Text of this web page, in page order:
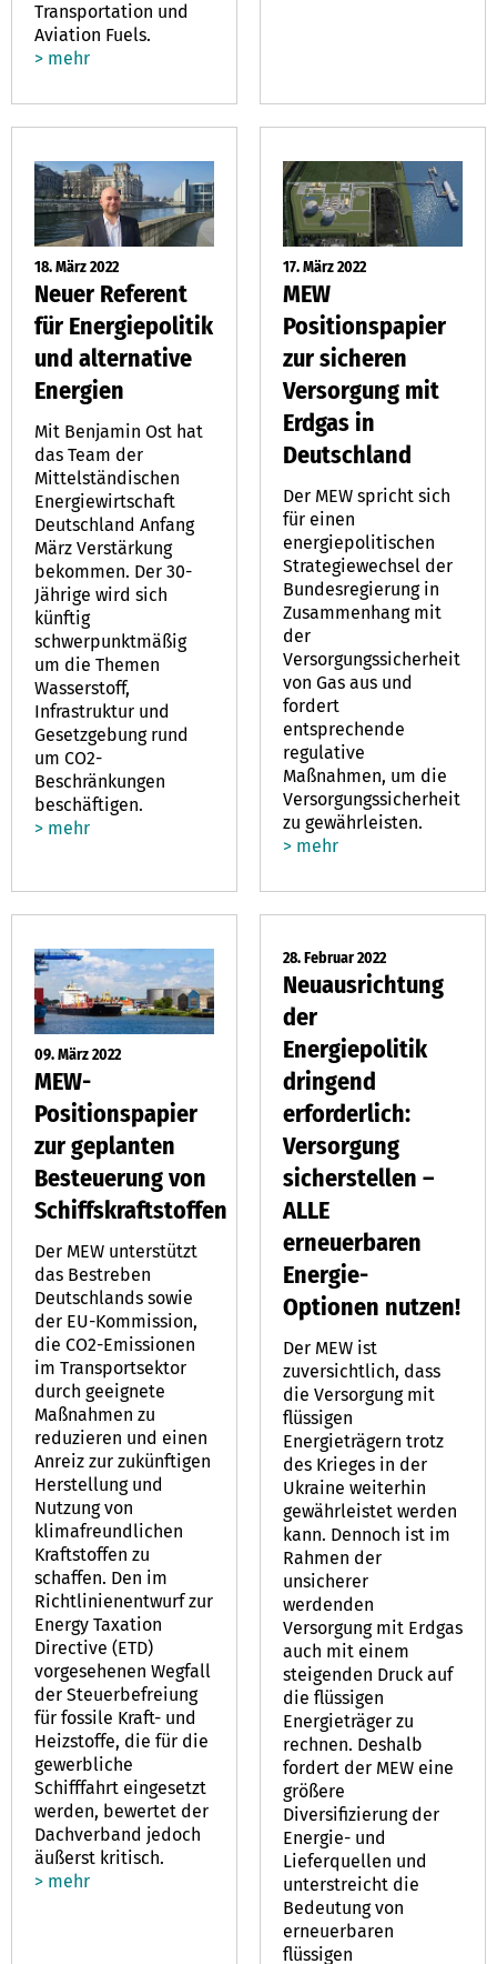
Transportation und
Aviation Fuels.
> mehr
18. März 2022
Neuer Referent
für Energiepolitik
und alternative
Energien
Mit Benjamin Ost hat
das Team der
Mittelständischen
Energiewirtschaft
Deutschland Anfang
März Verstärkung
bekommen. Der 30-
Jährige wird sich
künftig
schwerpunktmäßig
um die Themen
Wasserstoff,
Infrastruktur und
Gesetzgebung rund
um CO2-
Beschränkungen
beschäftigen.
> mehr
17. März 2022
MEW
Positionspapier
zur sicheren
Versorgung mit
Erdgas in
Deutschland
Der MEW spricht sich
für einen
energiepolitischen
Strategiewechsel der
Bundesregierung in
Zusammenhang mit
der
Versorgungssicherheit
von Gas aus und
fordert
entsprechende
regulative
Maßnahmen, um die
Versorgungssicherheit
zu gewährleisten.
> mehr
09. März 2022
MEW-
Positionspapier
zur geplanten
Besteuerung von
Schiffskraftstoffen
Der MEW unterstützt
das Bestreben
Deutschlands sowie
der EU-Kommission,
die CO2-Emissionen
im Transportsektor
durch geeignete
Maßnahmen zu
reduzieren und einen
Anreiz zur zukünftigen
Herstellung und
Nutzung von
klimafreundlichen
Kraftstoffen zu
schaffen. Den im
Richtlinienentwurf zur
Energy Taxation
Directive (ETD)
vorgesehenen Wegfall
der Steuerbefreiung
für fossile Kraft- und
Heizstoffe, die für die
gewerbliche
Schifffahrt eingesetzt
werden, bewertet der
Dachverband jedoch
äußerst kritisch.
> mehr
28. Februar 2022
Neuausrichtung
der
Energiepolitik
dringend
erforderlich:
Versorgung
sicherstellen –
ALLE
erneuerbaren
Energie-
Optionen nutzen!
Der MEW ist
zuversichtlich, dass
die Versorgung mit
flüssigen
Energieträgern trotz
des Krieges in der
Ukraine weiterhin
gewährleistet werden
kann. Dennoch ist im
Rahmen der
unsicherer
werdenden
Versorgung mit Erdgas
auch mit einem
steigenden Druck auf
die flüssigen
Energieträger zu
rechnen. Deshalb
fordert der MEW eine
größere
Diversifizierung der
Energie- und
Lieferquellen und
unterstreicht die
Bedeutung von
erneuerbaren
flüssigen